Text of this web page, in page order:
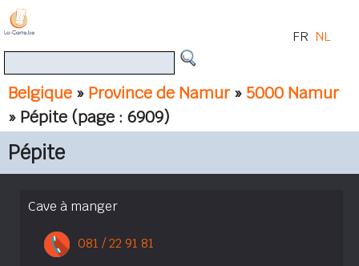
Belgique » Province de Namur» 5000 Namur
» Pépite (page : 6909)
FR NL
Pépite
Cave à manger
081 / 22 91 81